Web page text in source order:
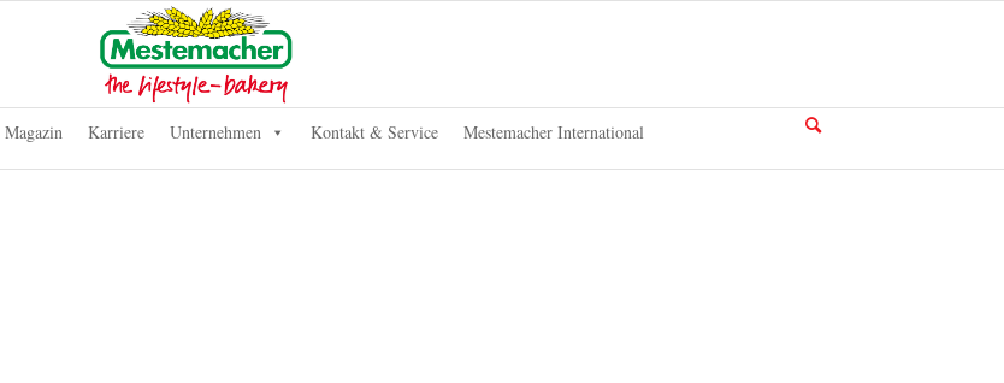
Magazin Karriere Unternehmen Kontakt & Service Mestemacher International